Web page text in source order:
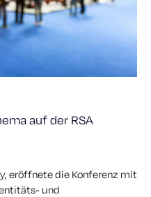
auf der RSA
eröffnete die Konferenz mit
und